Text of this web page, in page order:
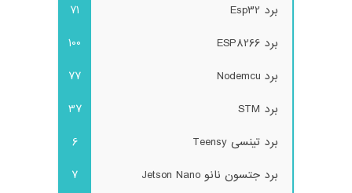
برد Esp32
71
برد ESP8266
100
برد Nodemcu
77
برد STM
37
برد تینسی Teensy
6
برد جتسون نانو Jetson Nano
7